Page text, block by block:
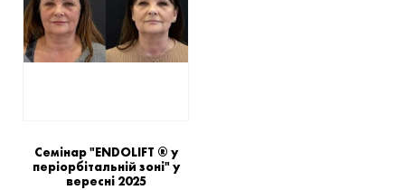
Всі витратні матеріали надаються організаторами.
🗓 24.07 день заїзду; 25-27.07 навчання
📍 м. Піанецца (Турін), Італія
Семінар "ENDOLIFT ® у
періорбітальній зоні" у
вересні 2025